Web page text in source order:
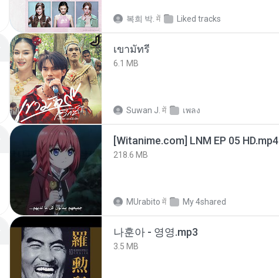
복희 박. में Liked tracks
เขามัทรี
6.1 MB
Suwan J. में เพลง
[Witanime.com] LNM EP 05 HD.mp4
218.6 MB
MUrabito में My 4shared
나훈아 - 영영.mp3
3.5 MB